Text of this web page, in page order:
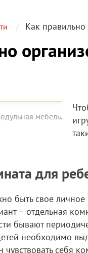
Как правильно
мебель.
для
быть свое личное
– отдельная
бывают
необходимо
себя